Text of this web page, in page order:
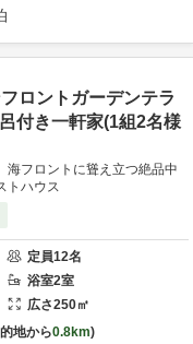
ロントガーデンテラ
付き一軒家(1組2名様
フロントに聳え立つ絶品中
トハウス
定員12名
浴室2室
広さ250㎡
的地から0.8km